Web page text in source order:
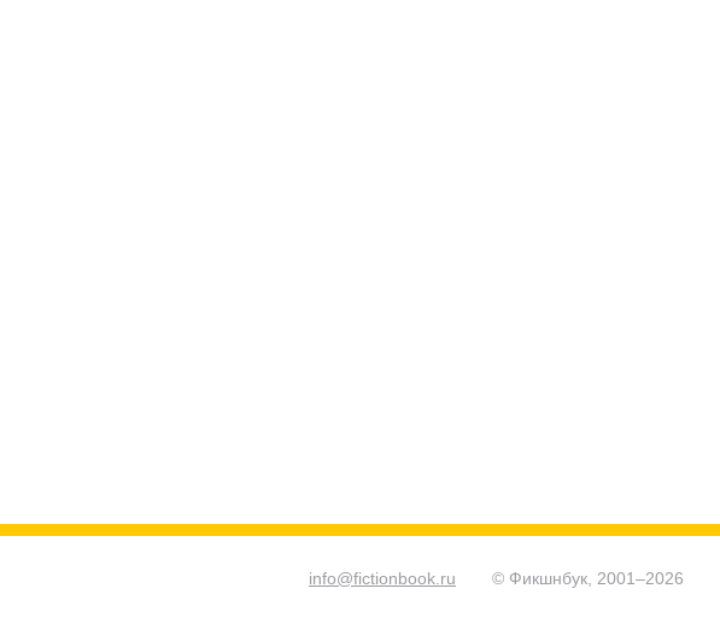
info@fictionbook.ru © Фикшнбук, 2001–2026